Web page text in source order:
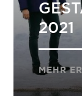
2021
MEHR